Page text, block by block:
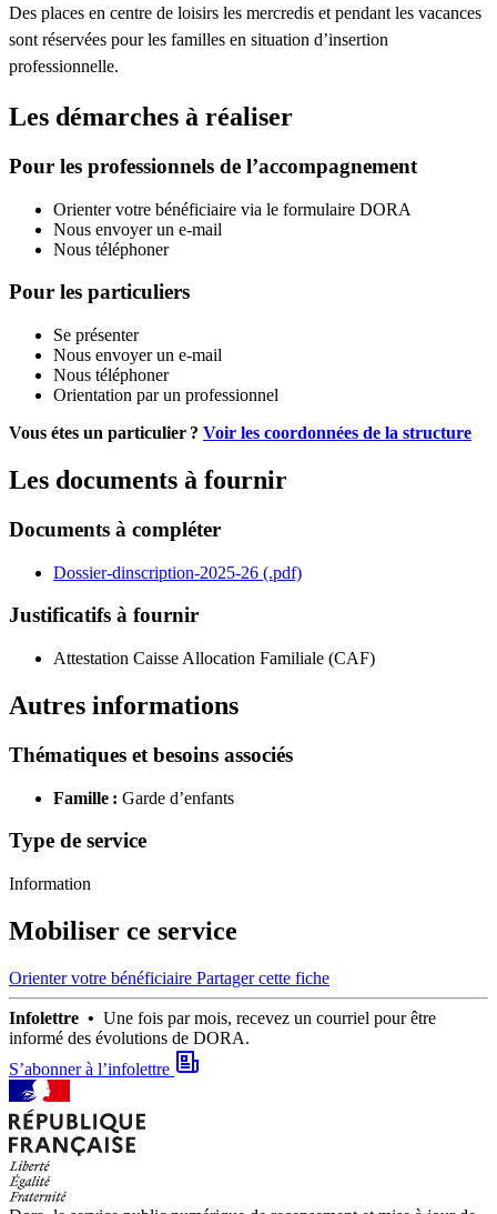
Des places en centre de loisirs les mercredis et pendant les vacances
sont réservées pour les familles en situation d’insertion
professionnelle.
Les démarches à réaliser
Pour les professionnels de l’accompagnement
Orienter votre bénéficiaire via le formulaire DORA
Nous envoyer un e-mail
Nous téléphoner
Pour les particuliers
Se présenter
Nous envoyer un e-mail
Nous téléphoner
Orientation par un professionnel
Vous étes un particulier ? Voir les coordonnées de la structure
Les documents à fournir
Documents à compléter
Dossier-dinscription-2025-26 (.pdf)
Justificatifs à fournir
Attestation Caisse Allocation Familiale (CAF)
Autres informations
Thématiques et besoins associés
Famille : Garde d’enfants
Type de service
Information
Mobiliser ce service
Orienter votre bénéficiaire Partager cette fiche
Infolettre • Une fois par mois, recevez un courriel pour être
informé des évolutions de DORA.
S’abonner à l’infolettre